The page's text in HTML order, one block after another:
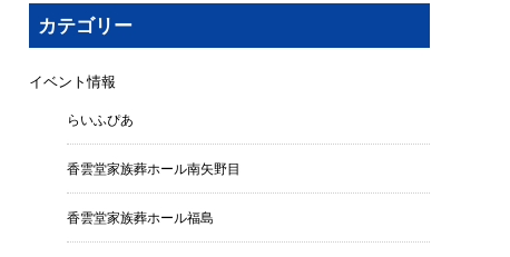
カテゴリー
イベント情報
らいふぴあ
香雲堂家族葬ホール南矢野目
香雲堂家族葬ホール福島